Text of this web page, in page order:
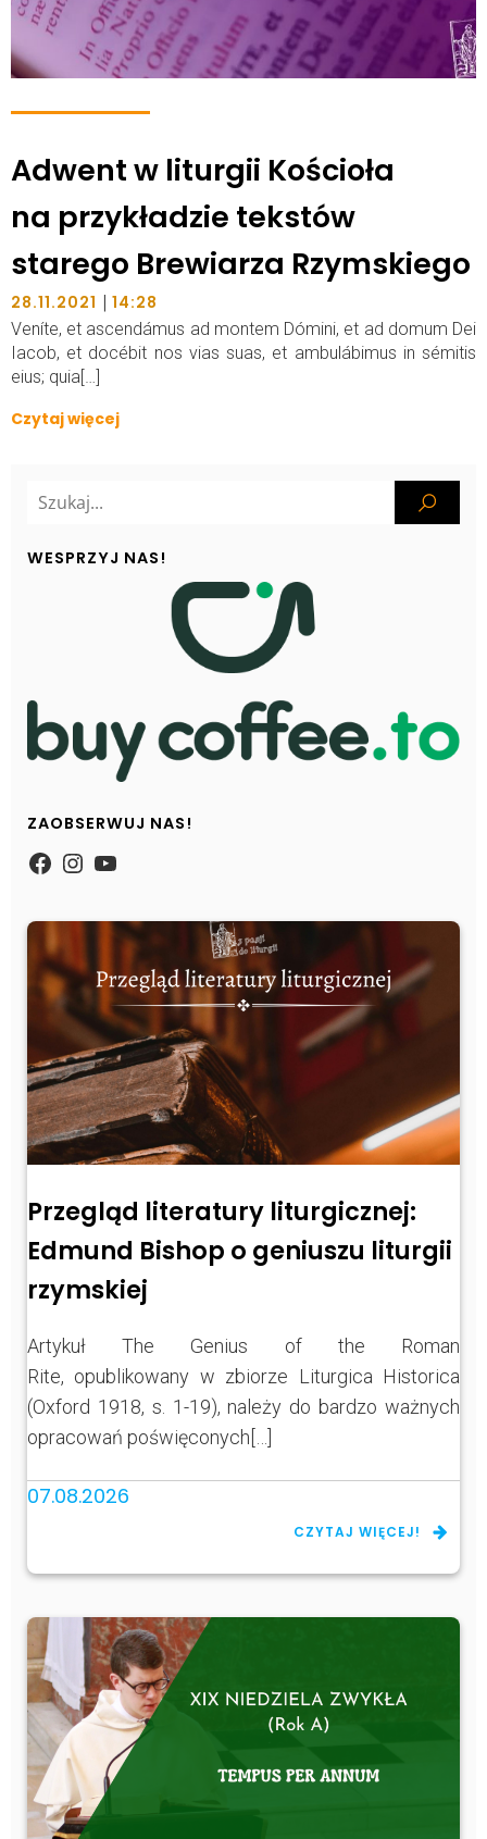
Adwent w liturgii Kościoła
na przykładzie tekstów
starego Brewiarza Rzymskiego
28.11.2021 | 14:28
Veníte, et ascendámus ad montem Dómini, et ad domum Dei
Iacob, et docébit nos vias suas, et ambulábimus in sémitis
eius; quia[…]
Czytaj więcej
WESPRZYJ NAS!
ZAOBSERWUJ NAS!
https://www.facebook.com/
Instagram
YouTube
Przegląd literatury liturgicznej:
Edmund Bishop o geniuszu liturgii
rzymskiej
Artykuł The Genius of the Roman
Rite, opublikowany w zbiorze Liturgica Historica
(Oxford 1918, s. 1-19), należy do bardzo ważnych
opracowań poświęconych[…]
07.08.2026
CZYTAJ WIĘCEJ!